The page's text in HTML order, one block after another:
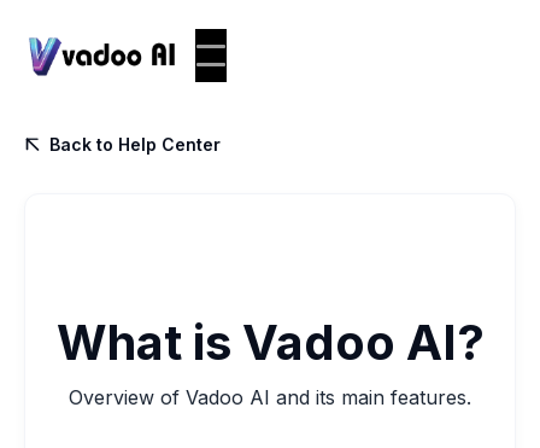
 Back to Help Center
What is Vadoo AI?
Overview of Vadoo AI and its main features.